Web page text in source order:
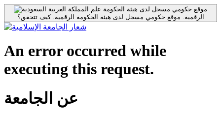
موقع حكومي مسجل لدى هيئة الحكومة
الرقمية. موقع حكومي مسجل لدى هيئة الحكومة الرقمية.كيف تتحقق؟
An error occurred while
executing this request.
عن الجامعة